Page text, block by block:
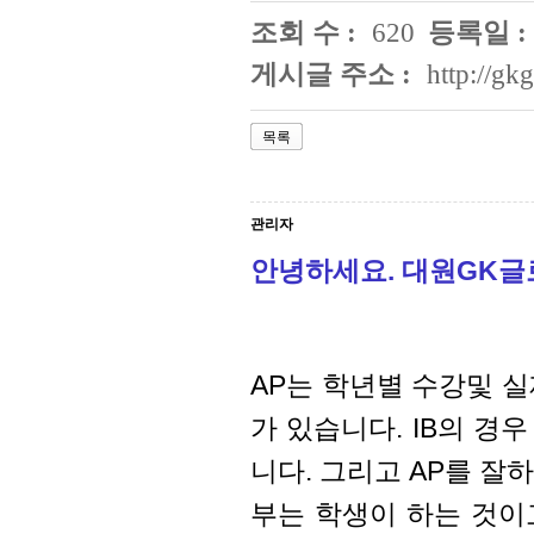
조회 수 : 620 등록일 :
게시글 주소 : http://
목록
관리자
안녕하세요. 대원GK
AP는 학년별 수강및
가 있습니다. IB의 경
니다. 그리고 AP를 잘
부는 학생이 하는 것